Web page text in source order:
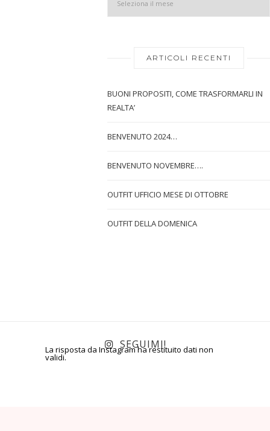
ARTICOLI RECENTI
BUONI PROPOSITI, COME TRASFORMARLI IN
REALTA’
BENVENUTO 2024…
BENVENUTO NOVEMBRE….
OUTFIT UFFICIO MESE DI OTTOBRE
OUTFIT DELLA DOMENICA
La risposta da Instagram ha restituito dati non
validi.
SEGUIMI!